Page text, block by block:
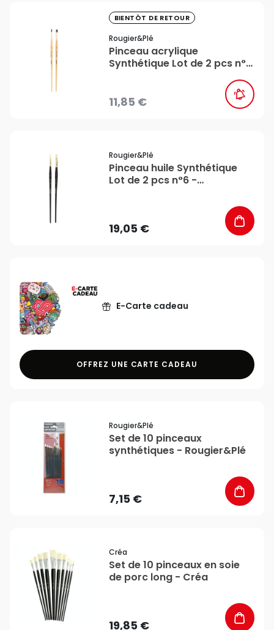
BIENTÔT DE RETOUR
Rougier&plé
Pinceau acrylique
Synthétique Lot de 2 pcs n°6
11,85 €
Rougier&plé
Pinceau huile Synthétique
Lot de 2 pcs n°6 -
19,05 €
E-Carte cadeau
OFFREZ UNE CARTE CADEAU
Rougier&plé
Set de 10 pinceaux
synthétiques - Rougier&Plé
7,15 €
Créa
Set de 10 pinceaux en soie
de porc long - Créa
19,85 €